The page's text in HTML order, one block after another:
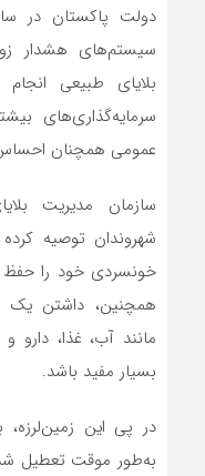
دولت پاکستان در
سیستم‌های هشدار
بلایای طبیعی
سرمایه‌گذاری‌های
عمومی همچنان
شهروندان توصیه
خونسردی خود را حفظ
همچنین، داشتن یک
مانند آب، غذا، دارو
بسیار مفید باشد.
در پی این
به‌طور موقت تعطیل